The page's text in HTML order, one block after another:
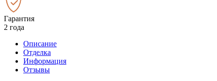
Гарантия
2 года
Описание
Отделка
Информация
Отзывы